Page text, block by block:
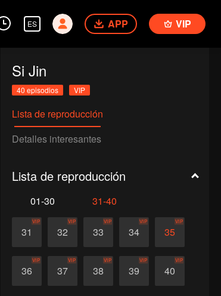
ES APP VIP
Si Jin
40 episodios VIP
Lista de reproducción
Detalles interesantes
Lista de reproducción
01-30 31-40
31
VIP
32
VIP
33
VIP
34
VIP
35
VIP
36
VIP
37
VIP
38
VIP
39
VIP
40
VIP